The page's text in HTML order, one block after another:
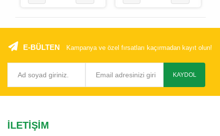
E-BÜLTEN Kampanya ve özel fırsatları kaçırmadan kayıt olun!
KAYDOL
İLETIŞIM